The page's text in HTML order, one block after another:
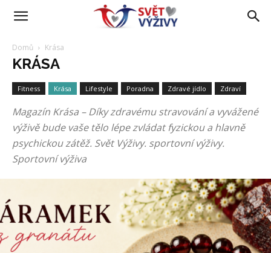
Domů Krása
KRÁSA
Fitness Krása Lifestyle Poradna Zdravé jídlo Zdraví
Magazín Krása – Díky zdravému stravování a vyvážené
výživě bude vaše tělo lépe zvládat fyzickou a hlavně
psychickou zátěž. Svět Výživy. sportovní výživy.
Sportovní výživa